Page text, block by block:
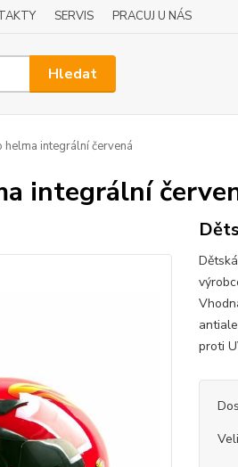
SERVIS PRACUJ U NÁS
Hledat
helma integrální červená
integrální
proti